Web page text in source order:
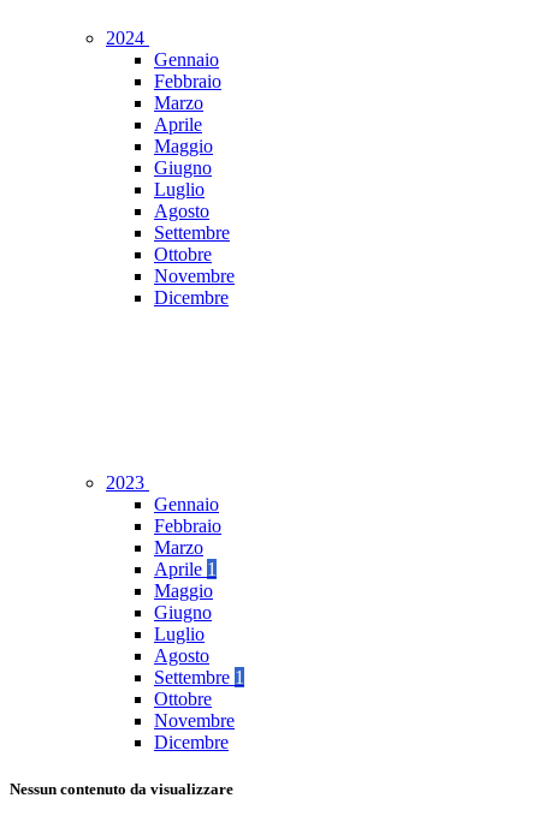
2024
Gennaio
Febbraio
Marzo
Aprile
Maggio
Giugno
Luglio
Agosto
Settembre
Ottobre
Novembre
Dicembre
2023
Gennaio
Febbraio
Marzo
Aprile 1
Maggio
Giugno
Luglio
Agosto
Settembre 1
Ottobre
Novembre
Dicembre
Nessun contenuto da visualizzare